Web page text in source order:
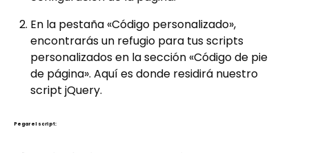
En la pestaña «Código personalizado»,
encontrarás un refugio para tus scripts
personalizados en la sección «Código de pie
de página». Aquí es donde residirá nuestro
script jQuery.
Pegar el script: